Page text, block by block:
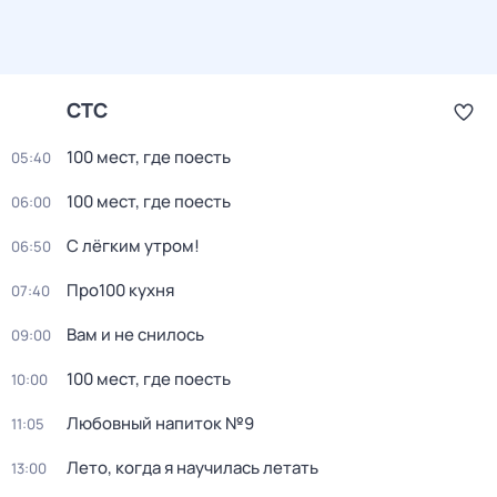
СТС
05:40 100 мест, где поесть
06:00 100 мест, где поесть
06:50 С лёгким утром!
07:40 Про100 кухня
09:00 Вам и не снилось
10:00 100 мест, где поесть
11:05 Любовный напиток №9
13:00 Лето, когда я научилась летать